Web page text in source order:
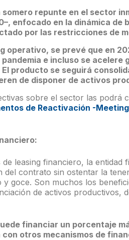
repunte en el sector
enfocado en la dinámica de
por las restricciones de
operativo, se prevé que en
e incluso se acelere
producto se seguirá
de disponer de activos
sobre el sector las podrá
de Reactivación -
:
leasing financiero, la entidad
del contrato sin ostentar la
y goce. Son muchos los
de activos productivos,
financiar un porcentaje
otros mecanismos de